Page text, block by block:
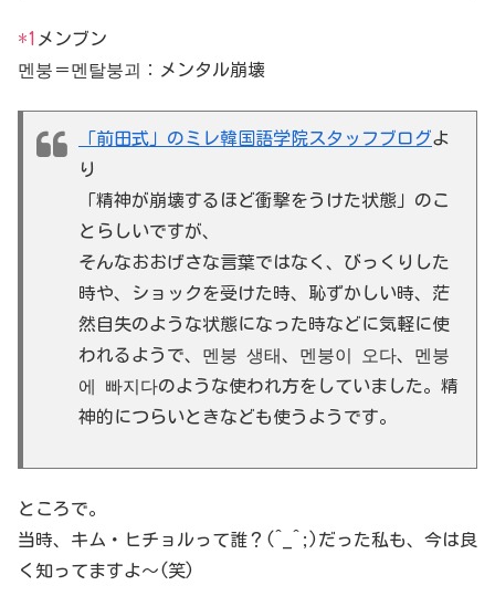
*1 メンブン
멘붕＝멘탈붕괴：メンタル崩壊
「前田式」のミレ韓国語学院スタッフブログよ
り
「精神が崩壊するほど衝撃をうけた状態」のこ
とらしいですが、
そんなおおげさな言葉ではなく、びっくりした
時や、ショックを受けた時、恥ずかしい時、茫
然自失のような状態になった時などに気軽に使
われるようで、멘붕 생태、멘붕이 오다、멘붕
에 빠지다のような使われ方をしていました。精
神的につらいときなども使うようです。
ところで。
当時、キム・ヒチョルって誰？(^_^;)だった私も、今は良
く知ってますよ〜(笑)